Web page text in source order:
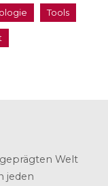
Tools
Welt
jeden